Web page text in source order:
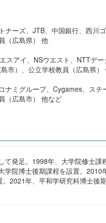
ーズ、JTB、中国銀行、西川
（広島県） 他
スアイ、NSウエスト、NTTデ
市）、公立学校教員（広島県）
ナミグループ、Cygames、ス
（広島市） 他など
て発足。1998年、大学院修士
学院博士後期課程を設置。
2021年、平和学研究科博士後